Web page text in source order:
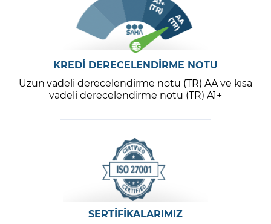
KREDİ DERECELENDİRME NOTU
Uzun vadeli derecelendirme notu (TR) AA ve kısa
vadeli derecelendirme notu (TR) A1+
SERTİFİKALARIMIZ